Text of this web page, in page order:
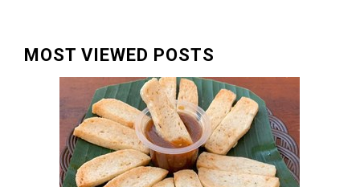
MOST VIEWED POSTS